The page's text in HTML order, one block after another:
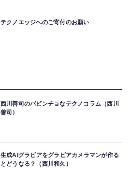
テクノエッジへのご寄付のお願い
西川善司のバビンチョなテクノコラム（西川
善司）
生成AIグラビアをグラビアカメラマンが作る
とどうなる？（西川和久）